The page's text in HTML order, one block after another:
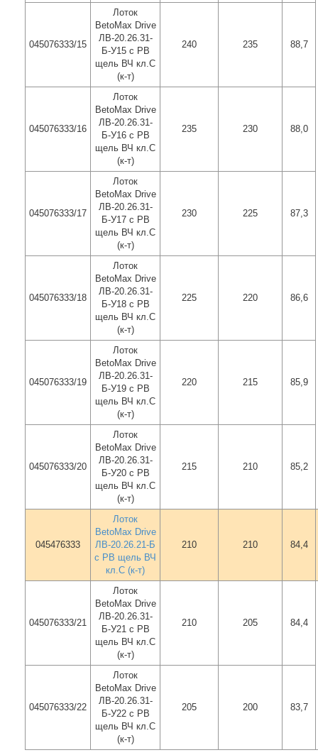
045076333/15
Лоток
BetoMax Drive
ЛВ-20.26.31-
Б-У15 с РВ
щель ВЧ кл.C
(к-т)
240 235 88,7
045076333/16
Лоток
BetoMax Drive
ЛВ-20.26.31-
Б-У16 с РВ
щель ВЧ кл.C
(к-т)
235 230 88,0
045076333/17
Лоток
BetoMax Drive
ЛВ-20.26.31-
Б-У17 с РВ
щель ВЧ кл.C
(к-т)
230 225 87,3
045076333/18
Лоток
BetoMax Drive
ЛВ-20.26.31-
Б-У18 с РВ
щель ВЧ кл.C
(к-т)
225 220 86,6
045076333/19
Лоток
BetoMax Drive
ЛВ-20.26.31-
Б-У19 с РВ
щель ВЧ кл.C
(к-т)
220 215 85,9
045076333/20
Лоток
BetoMax Drive
ЛВ-20.26.31-
Б-У20 с РВ
щель ВЧ кл.C
(к-т)
215 210 85,2
045476333
Лоток
BetoMax Drive
ЛВ-20.26.21-Б
с РВ щель ВЧ
кл.С (к-т)
210 210 84,4
045076333/21
Лоток
BetoMax Drive
ЛВ-20.26.31-
Б-У21 с РВ
щель ВЧ кл.C
(к-т)
210 205 84,4
045076333/22
Лоток
BetoMax Drive
ЛВ-20.26.31-
Б-У22 с РВ
щель ВЧ кл.C
(к-т)
205 200 83,7